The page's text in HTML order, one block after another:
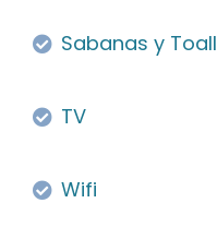
Sabanas y
TV
Wifi